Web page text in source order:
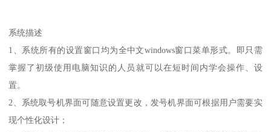
系统描述
1、系统所有的设置窗口均为全中文windows窗口菜单形式。即只需
掌握了初级使用电脑知识的人员就可以在短时间内学会操作、设
置。
2、系统取号机界面可随意设置更改，发号机界面可根据用户需要实
现个性化设计；